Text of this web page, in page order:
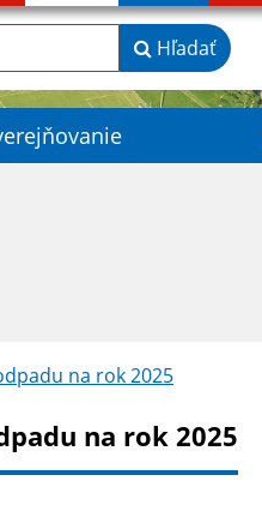
Hľadať
na rok 2025
na rok 2025